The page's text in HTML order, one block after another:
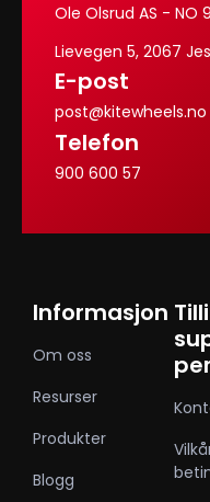
Ole Olsrud AS - NO
Lievegen 5, 2067
E-post
post@kitewheels.no
Telefon
900 600 57
Informasjon
Om oss
Resurser
Produkter
Blogg